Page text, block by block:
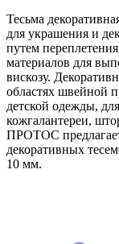
Тесьма
для украшения и
путем
материалов для
вискозу.
областях швейной
детской одежды,
кожгалантереи,
ПРОТОС
декоративных
10 мм.